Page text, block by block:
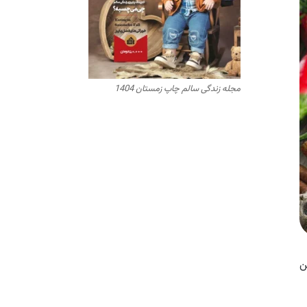
مجله زندگی سالم چاپ زمستان 1404